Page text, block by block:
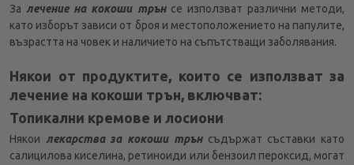
За лечение на кокоши трънсе използват различни методи,
като изборът зависи от броя и местоположението на папулите,
възрастта на човек и наличието на съпътстващи заболявания.
Някои от продуктите, които се използват за
лечение на кокоши трън, включват:
Топикални кремове и лосиони
Някои лекарства за кокоши трънсъдържат съставки като
салицилова киселина, ретиноиди или бензоил пероксид, могат